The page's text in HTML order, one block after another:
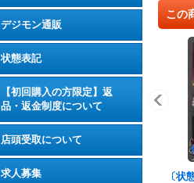
デジモン通販
状態表記
【初回購入の方限定】返
品・返金制度について
店頭受取について
求人募集
この
〔状